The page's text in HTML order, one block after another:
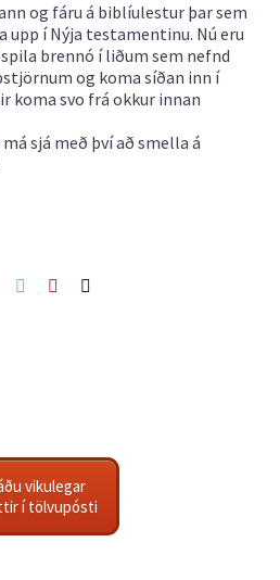
og fáru á biblíulestur þar sem
í Nýja testamentinu. Nú eru
brennó í liðum sem nefnd
og koma síðan inn í
koma svo frá okkur innan
sjá með því að smella á
Facebook
TwitterPinterest
vikulegar
í tölvupósti